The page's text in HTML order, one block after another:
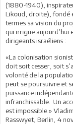
(1880-1940),
Likoud, droite), fondé
termes sa vision du
qui irrigue aujourd’hui
dirigeants israéliens :
«La colonisation
doit soit cesser, soit
volonté de la
peut se poursuivre et
puissance
infranchissable. Un
est impossible.»
Rasswyet, Berlin, 4